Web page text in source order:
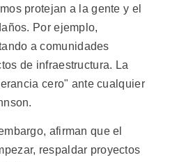
protejan a la gente y el
Por ejemplo,
a comunidades
de infraestructura. La
cero" ante cualquier
afirman que el
respaldar proyectos